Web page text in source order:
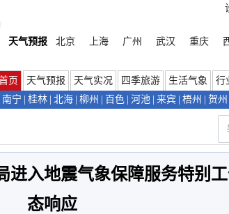
天气预报
北京 上海 广州 武汉 重庆
页 天气预报 天气实况 四季旅游 生活气象 行
南宁
桂林 北海 柳州 百色 河池 来宾 梧州 贺州
进入地震气象保障服务特别
态响应